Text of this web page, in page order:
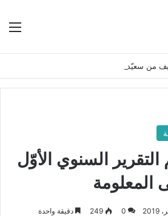
التقرير السنوي الأوّل
المعلومة
0
249 دقيقة واحدة